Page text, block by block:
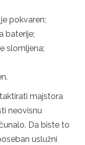
pokvaren;
baterije;
slomljena;
majstora
neovisnu
Da biste to
uslužni